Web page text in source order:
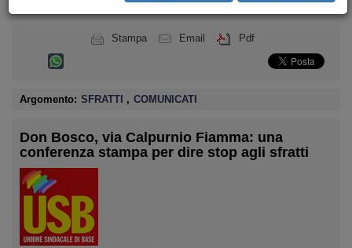
Stampa Email Pdf
Argomento: SFRATTI , COMUNICATI
Don Bosco, via Calpurnio Fiamma: una
conferenza stampa per dire stop agli sfratti